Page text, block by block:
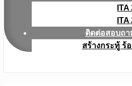
ITA
ITA
ติดต่อสอบถา
สร้างกระทู้ ร้